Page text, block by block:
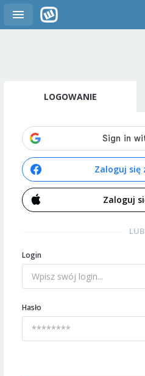
LOGOWANIE
Zaloguj się
Zaloguj
LUB
Login
Hasło